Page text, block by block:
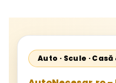
Auto · Scule ·